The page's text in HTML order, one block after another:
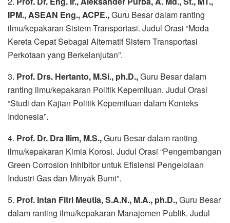
IPM., ASEAN Eng., ACPE.,Guru Besar dalam ranting
ilmu/kepakaran Sistem Transportasi. Judul Orasi “Moda
Kereta Cepat Sebagai Alternatif Sistem Transportasi
Perkotaan yang Berkelanjutan”.
3. Prof. Drs. Hertanto, M.Si., ph.D.,Guru Besar dalam
ranting ilmu/kepakaran Politik Kepemiluan. Judul Orasi
“Studi dan Kajian Politik Kepemiluan dalam Konteks
Indonesia”.
4. Prof. Dr. Dra Ilim, M.S.,Guru Besar dalam ranting
ilmu/kepakaran Kimia Korosi. Judul Orasi “Pengembangan
Green Corrosion Inhibitor untuk Efisiensi Pengelolaan
Industri Gas dan Minyak Bumi”.
5. Prof. Intan Fitri Meutia, S.A.N., M.A., ph.D.,Guru Besar
dalam ranting ilmu/kepakaran Manajemen Publik. Judul